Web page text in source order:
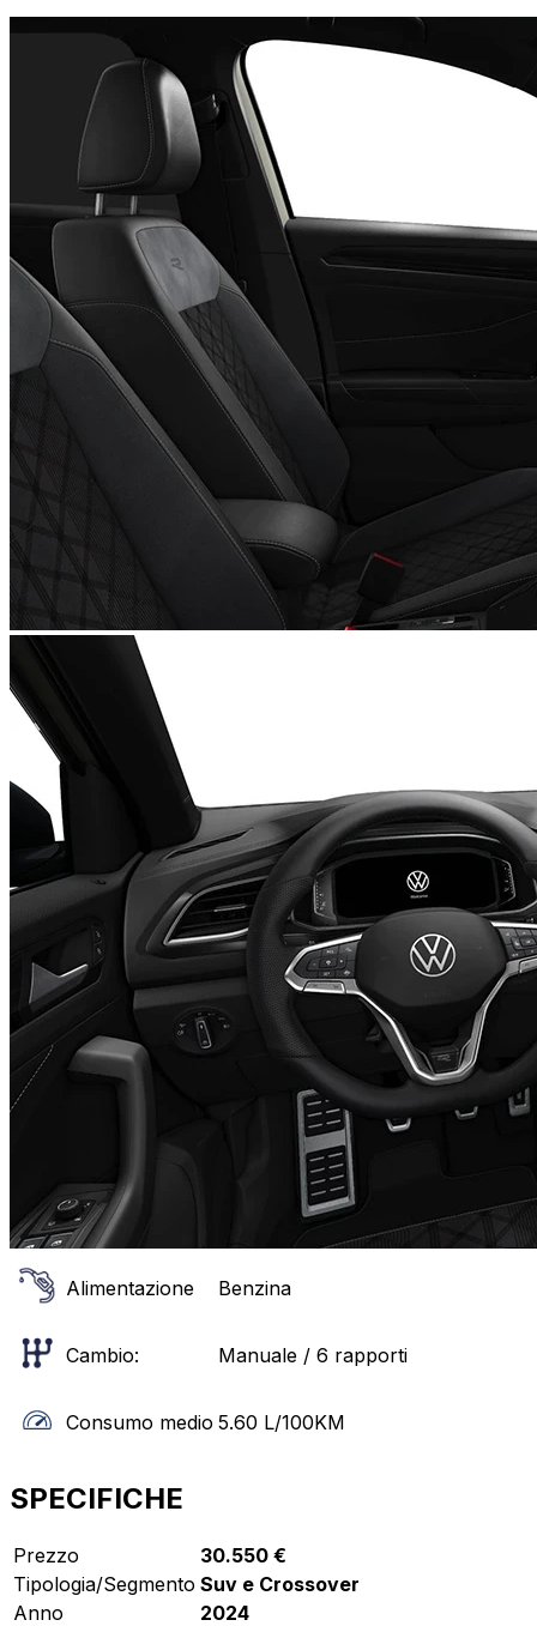
Alimentazione Benzina
Cambio: Manuale / 6 rapporti
Consumo medio 5.60 L/100KM
SPECIFICHE
Prezzo
30.550 €
Tipologia/Segmento Suv e Crossover
Anno
2024